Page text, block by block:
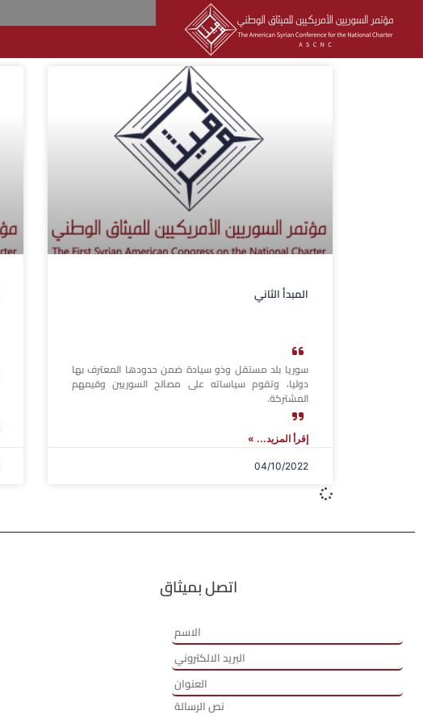
المبدأ الثاني
سوريا بلد مستقل وذو سيادة ضمن حدودها المعترف بها
دوليا، وتقوم سياساته على مصالح السوريين وقيمهم
المشتركة.
إقرأ المزيد... »
04/10/2022
اتصل بميثاق